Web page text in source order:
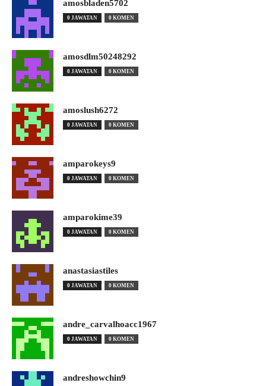
amosbladen5702
0 JAWATAN 0 KOMEN
amosdlm50248292
0 JAWATAN 0 KOMEN
amoslush6272
0 JAWATAN 0 KOMEN
amparokeys9
0 JAWATAN 0 KOMEN
amparokime39
0 JAWATAN 0 KOMEN
anastasiastiles
0 JAWATAN 0 KOMEN
andre_carvalhoacc1967
0 JAWATAN 0 KOMEN
andreshowchin9